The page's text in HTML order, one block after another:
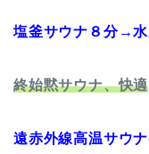
塩釜サウナ８分→
終始黙サウナ、快適
遠赤外線高温サウ